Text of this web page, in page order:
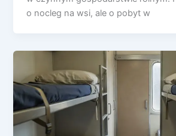
o nocleg na wsi, ale o pobyt w